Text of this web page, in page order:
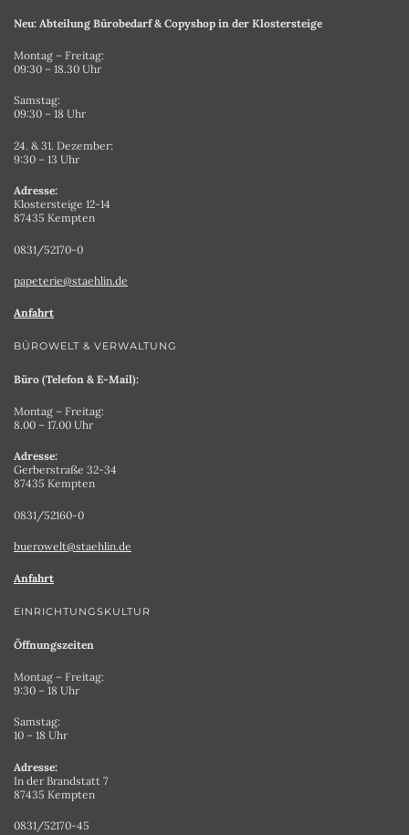
Neu: Abteilung Bürobedarf & Copyshop in der Klostersteige
Montag – Freitag:
09:30 – 18.30 Uhr
Samstag:
09:30 – 18 Uhr
24. & 31. Dezember:
9:30 – 13 Uhr
Adresse:
Klostersteige 12-14
87435 Kempten
0831/52170-0
papeterie@staehlin.de
Anfahrt
BÜROWELT & VERWALTUNG
Büro (Telefon & E-Mail):
Montag – Freitag:
8.00 – 17.00 Uhr
Adresse:
Gerberstraße 32-34
87435 Kempten
0831/52160-0
buerowelt@staehlin.de
Anfahrt
EINRICHTUNGSKULTUR
Öffnungszeiten
Montag – Freitag:
9:30 – 18 Uhr
Samstag:
10 – 18 Uhr
Adresse:
In der Brandstatt 7
87435 Kempten
0831/52170-45